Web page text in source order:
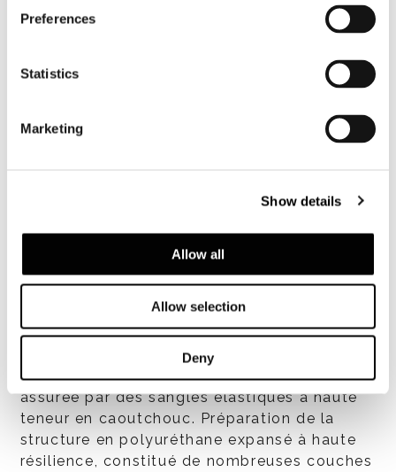
Preferences
Statistics
Marketing
Show details
Allow all
Allow selection
Deny
Monocoque, en multiplis avec suspension
assurée par des sangles élastiques à haute
teneur en caoutchouc. Préparation de la
structure en polyuréthane expansé à haute
résilience, constitué de nombreuses couches